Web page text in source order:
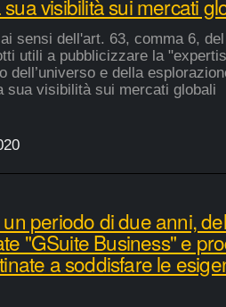
visibilità sui mercati
sensi dell'art. 63, comma 6,
utili a pubblicizzare la
dell’universo e della
sua visibilità sui mercati globali
periodo di due anni,
"GSuite Business" e
a soddisfare le